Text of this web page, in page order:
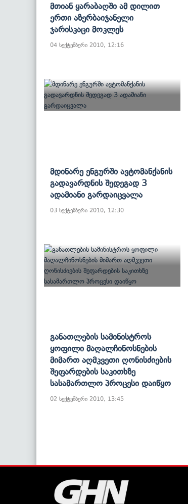
Მთიან Ყარაბაღში Ამ Დილით
Ერთი Აზერბაიჯანელი
Ჯარისკაცი Მოკლეს
04 სექტემბერი 2010, 12:16
Მდინარე Ენგურში Ავტომანქანის
Გადავარდნის Შედეგად 3
Ადამიანი Გარდაიცვალა
03 სექტემბერი 2010, 12:30
Განათლების Სამინისტროს
Ყოფილი Მაღალჩინოსნების
Მიმართ Აღმკვეთი Ღონისძიების
Შეფარდების Საკითხზე
Სასამართლო Პროცესი Დაიწყო
02 სექტემბერი 2010, 13:45